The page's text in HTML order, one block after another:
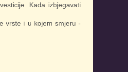
Kada izbjegavati
vrste i u kojem smjeru -